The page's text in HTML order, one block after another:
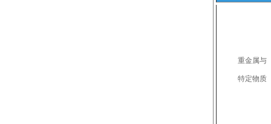
重金属与
特定物质